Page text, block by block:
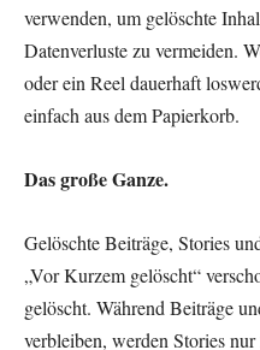
verwenden, um gelöschte
Datenverluste zu vermeiden.
oder ein Reel dauerhaft
einfach aus dem Papierkorb.
Das große Ganze.
Gelöschte Beiträge, Stories
„Vor Kurzem gelöscht“
gelöscht. Während Beiträge
verbleiben, werden Stories